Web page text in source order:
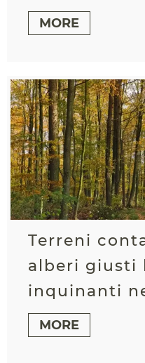
MORE
Terreni
alberi giusti
inquinanti
MORE